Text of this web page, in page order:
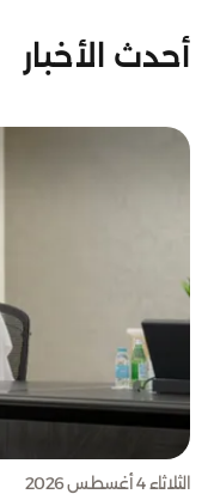
أحدث الأخبار
الثلاثاء 4 أغسطس 2026